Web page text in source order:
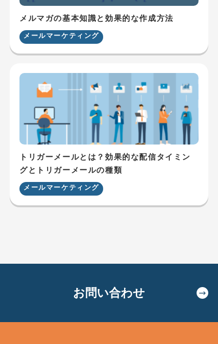
メルマガの基本知識と効果的な作成方法
メールマーケティング
トリガーメールとは？効果的な配信タイミン
グとトリガーメールの種類
メールマーケティング
お問い合わせ